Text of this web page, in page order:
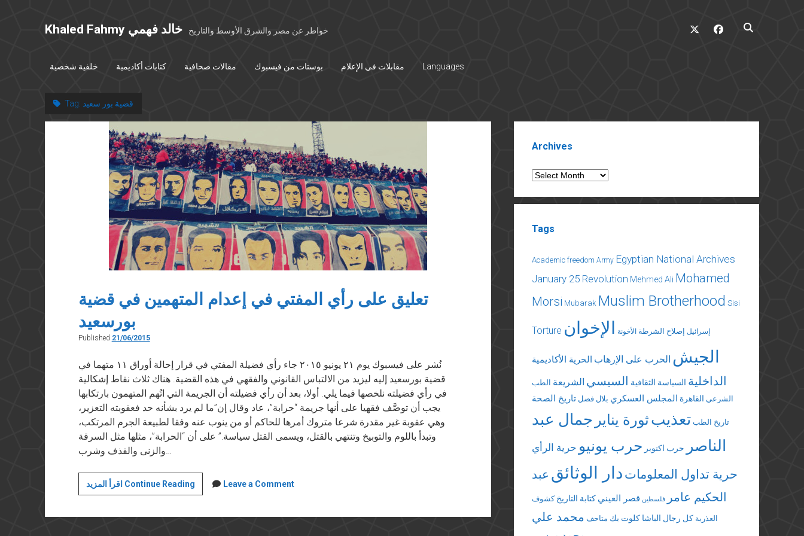
Khaled Fahmy خالد فهمي خواطر عن مصر والشرق الأوسط والتاريخ
twitter facebook
خلفية شخصية كتابات أكاديمية مقالات صحافية بوستات من فيسبوك مقابلات في الإعلام Languages
Tag: قضية بور سعيد
تعليق على رأي المفتي في إعدام المتهمين في قضية
بورسعيد
Published 21/06/2015
نُشر على فيسبوك يوم ٢١ يونيو ٢٠١٥ جاء رأي فضيلة المفتي في قرار إحالة أوراق ١١ متهما في
قضية بورسعيد إليه ليزيد من الالتباس القانوني والفقهي في هذه القضية. هناك ثلاث نقاط إشكالية
في رأي فضيلته نلخصها فيما يلي. أولا، بعد أن رأي فضيلته أن الجريمة التي اتُهم المتهمون بارتكابها
يجب أن توصَّف فقهيا على أنها جريمة “حرابة”، عاد وقال إن”ما لم يرد بشأنه حد فعقوبته التعزير،
وهي عقوبة غير مقدرة شرعا متروك أمرها للحاكم أو من ينوب عنه وفقا لطبيعة الجرم المرتكب،
وتبدأ باللوم والتوبيخ وتنتهي بالقتل، ويسمى القتل سياسة.” على أن “الحرابة”، مثلها مثل السرقة
والزنى والقذف وشرب…
اقرأ المزيد Continue Readingتعليق
على
Leave a Comment
Archives
Archives
Tags
Academic freedom Army Egyptian National Archives
January 25 Revolution Mehmed Ali Mohamed
Morsi Mubarak Muslim Brotherhood Sisi
Torture إسرائيل إصلاح الشرطة الأخونة الإخوان
الجيش الحرب على الإرهاب الحرية الأكاديمية
الداخلية السياسة الثقافية السيسي الشريعة الطب
الشرعي القاهرة المجلس العسكري بلال فضل تاريخ الصحة
تاريخ الطب تعذيبثورة يناير جمال عبد
الناصر
حرب اكتوبر حرب يونيو حرية الرأي
حرية تداول المعلومات دار الوثائق عبد
الحكيم عامر
فلسطين قصر العيني كتابة التاريخ كشوف
العذرية كل رجال الباشا كلوت بك متاحف محمد علي